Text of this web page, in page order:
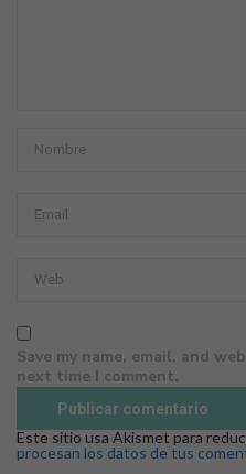
Save my name, email, and
next time I comment.
Este sitio usa Akismet para
procesan los datos de tus